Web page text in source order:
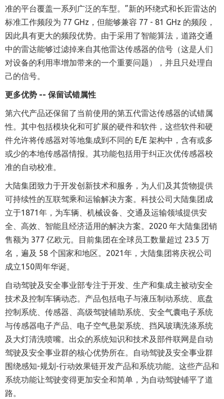
准的平台覆盖一系列广泛的车型。”新的环绕式和长距雷达的
标准工作频段为 77 GHz，但能够兼容 77 - 81 GHz 的频段，
因此具有更大的频段优势。由于采用了智能算法，道路交通
中的雷达能够过滤掉来自其他雷达传感器的信号（这是人们
对设备的利用率增加带来的一个重要问题），并且只处理自
己的信号。
更多优势 -- 保留试错属性
第六代产品还保留了当前使用的第五代雷达传感器的试错属
性。其中包括模块化和可扩展的硬件和软件，这些软件和硬
件允许将传感器对等地集成到不同的 E/E 架构中，含有或多
或少的本地传感器情报。其功能包括用于纠正次优传感器校
准的自动校准。
大陆集团致力于开发创新技术和服务，为人们及其货物提供
可持续性的互联驾乘和运输解决方案。科技公司大陆集团成
立于1871年，为车辆、机械设备、交通及运输领域提供安
全、高效、智能且经济适用的解决方案。2020 年大陆集团销
售额为 377 亿欧元。目前集团在全球员工数量超过 23.5 万
名，遍及 58 个国家和地区。2021年，大陆集团将庆祝公司
成立150周年华诞。
自动驾驶及安全事业部专注于开发、生产和集成主被动安全
技术及控制车辆动态。产品包括电子与液压制动系统、底盘
控制系统、传感器、高级驾驶辅助系统、安全气囊电子系统
与传感器电子产品、电子空气悬架系统、挡风玻璃洗涤系统
及大灯清洗喷嘴。出众的系统知识和技术及部件联网是自动
驾驶及安全事业群的核心优势所在。自动驾驶及安全事业群
围绕感知-规划-行动效果链开发产品和系统功能。这些产品和
系统功能让驾驶变得更加安全和简单，为自动驾驶铺平了道
路。